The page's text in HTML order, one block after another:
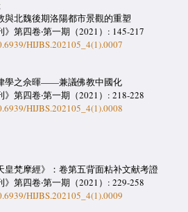
與北魏後期洛陽都市景觀的重塑
》第四卷‧第一期（2021）: 145-217
HIJBS.202105_4(1).0007
學之佘暉——兼議佛教中國化
》第四卷‧第一期（2021）: 218-228
HIJBS.202105_4(1).0008
皇梵摩經》：卷第五背面粘补文献考證
》第四卷‧第一期（2021）: 229-258
HIJBS.202105_4(1).0009